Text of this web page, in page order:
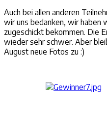
Auch bei allen anderen
wir uns bedanken, wir haben
zugeschickt bekommen. Die
wieder sehr schwer. Aber
August neue Fotos zu :)